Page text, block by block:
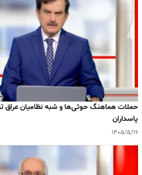
حملات هماهنگ حوثی‌ها و شبه نظامیان عراق
پاسداران
۱۴۰۵/۵/۱۶